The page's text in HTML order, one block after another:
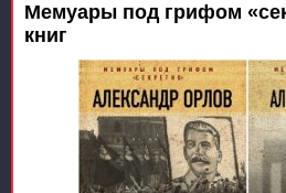
Мемуары под грифом
книг